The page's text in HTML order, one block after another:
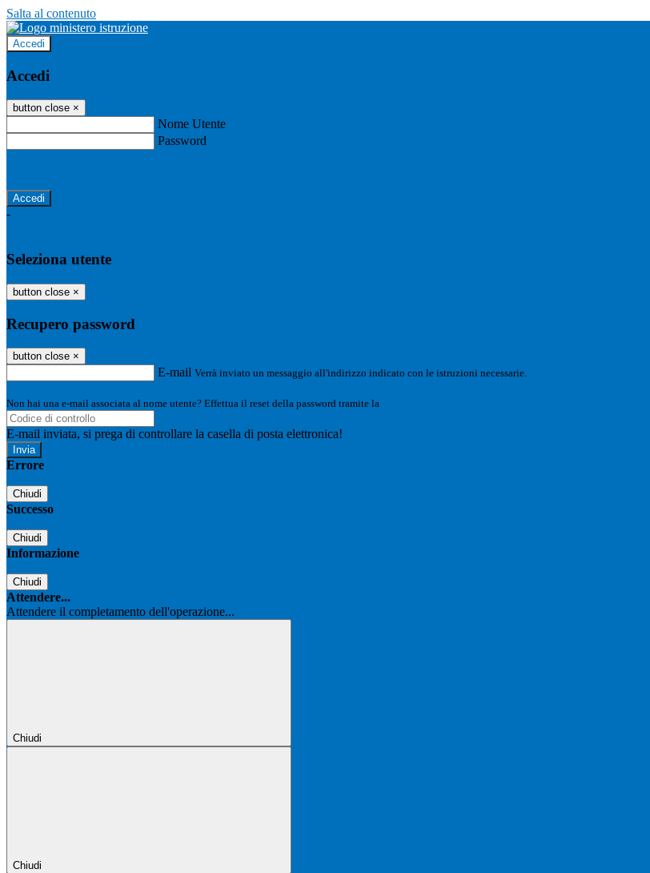
Salta al contenuto
Accedi
Accedi
button close ×
Nome Utente
Password
-
Seleziona utente
button close ×
Recupero password
button close ×
E-mail Verrà inviato un messaggio all'indirizzo indicato con le istruzioni necessarie.
Non hai una e-mail associata al nome utente? Effettua il reset della password tramite la
E-mail inviata, si prega di controllare la casella di posta elettronica!
Errore
Chiudi
Successo
Chiudi
Informazione
Chiudi
Attendere...
Attendere il completamento dell'operazione...
Chiudi
Chiudi